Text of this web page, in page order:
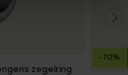
zegelring
-70%